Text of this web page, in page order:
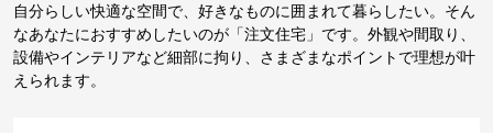
自分らしい快適な空間で、好きなものに囲まれて暮らしたい。そん
なあなたにおすすめしたいのが「注文住宅」です。外観や間取り、
設備やインテリアなど細部に拘り、さまざまなポイントで理想が叶
えられます。